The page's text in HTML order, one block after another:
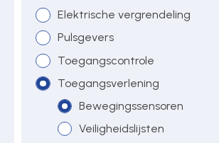
Voedingen
Over ons
Contact
Elektrische vergrendeling
Pulsgevers
Toegangscontrole
Toegangsverlening
Bewegingssensoren
Veiligheidslijsten